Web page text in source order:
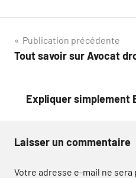
Navigation
de
Publication précédente
Tout savoir sur Avocat
Expliquer simplement
Laisser un commentaire
Votre adresse e-mail ne sera